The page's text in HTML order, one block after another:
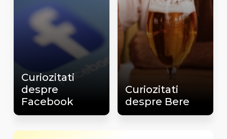
Curiozitati
despre
Facebook
Curiozitati
despre Bere